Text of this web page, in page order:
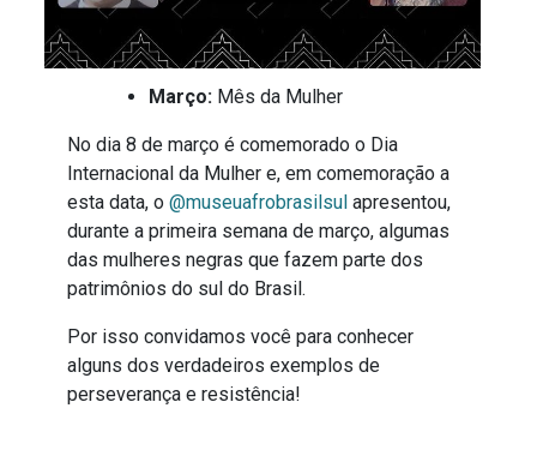
Março:Mês da Mulher
No dia 8 de março é comemorado o Dia
Internacional da Mulher e, em comemoração a
esta data, o @museuafrobrasilsul apresentou,
durante a primeira semana de março, algumas
das mulheres negras que fazem parte dos
patrimônios do sul do Brasil.
Por isso convidamos você para conhecer
alguns dos verdadeiros exemplos de
perseverança e resistência!